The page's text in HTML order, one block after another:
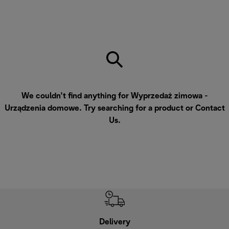
We couldn’t find anything for Wyprzedaż zimowa -
Urządzenia domowe. Try searching for a product or Contact
Us.
Delivery